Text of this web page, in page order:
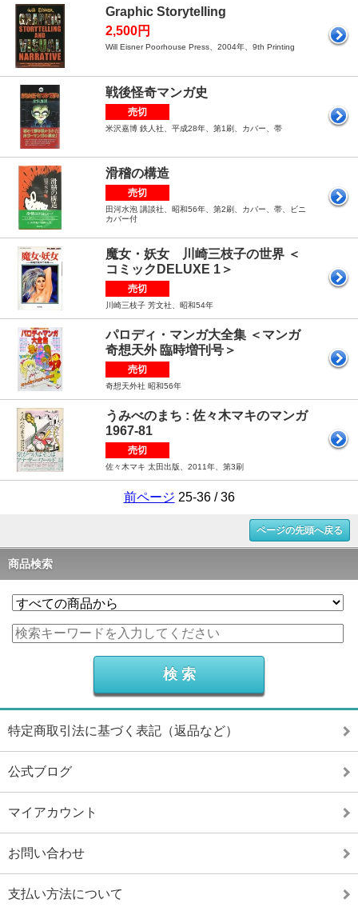
Graphic Storytelling
2,500円
Will Eisner Poorhouse Press、2004年、9th Printing
戦後怪奇マンガ史
売切
米沢嘉博 鉄人社、平成28年、第1刷、カバー、帯
滑稽の構造
売切
田河水泡 講談社、昭和56年、第2刷、カバー、帯、ビニ
カバー付
魔女・妖女 川崎三枝子の世界 ＜
コミックDELUXE 1＞
売切
川崎三枝子 芳文社、昭和54年
パロディ・マンガ大全集 ＜マンガ
奇想天外 臨時増刊号＞
売切
奇想天外社 昭和56年
うみべのまち : 佐々木マキのマンガ
1967-81
売切
佐々木マキ 太田出版、2011年、第3刷
前ページ 25-36 / 36
ページの先頭へ戻る
商品検索
特定商取引法に基づく表記（返品など）
公式ブログ
マイアカウント
お問い合わせ
支払い方法について